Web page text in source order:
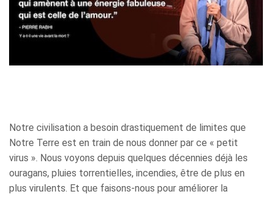
Notre civilisation a besoin drastiquement de limites que
Notre Terre est en train de nous donner par ce « petit
virus ». Nous voyons depuis quelques décennies déjà les
ouragans, pluies torrentielles, incendies, être de plus en
plus virulents. Et que faisons-nous pour améliorer la